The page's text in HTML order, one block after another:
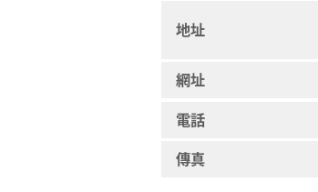
地址
網址
電話
傳真